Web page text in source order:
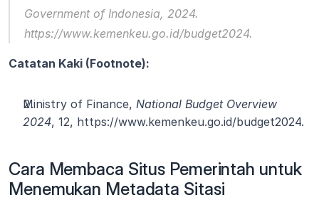
Government of Indonesia, 2024.
https://www.kemenkeu.go.id/budget2024.
Catatan Kaki (Footnote):
Ministry of Finance, National Budget Overview
2024, 12, https://www.kemenkeu.go.id/budget2024.
Cara Membaca Situs Pemerintah untuk
Menemukan Metadata Sitasi